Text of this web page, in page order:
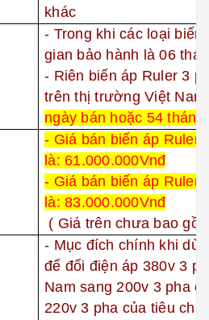
khác
- Trong khi các loại
gian bảo hành là 06
- Riên biến áp Ruler 3
trên thị trường Việt
ngày bán hoặc 54
- Giá bán biến áp Ruler
là: 61.000.000Vnđ
- Giá bán biến áp Ruler
là: 83.000.000Vnđ
( Giá trên chưa bao
- Mục đích chính khi
để đổi điện áp 380v 3
Nam sang 200v 3 pha
220v 3 pha của tiêu